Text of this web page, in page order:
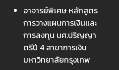
อาจารย์พิเศษ หลักสูตร
การวางแผนการเงินและ
การลงทุน นศ.ปริญญา
ตรีปี 4 สาขาการเงิน
มหาวิทยาลัยกรุงเทพ